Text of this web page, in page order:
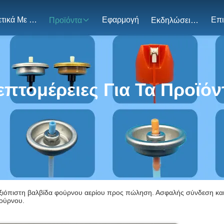
Σχετικά Με Εμάς Προϊόντα Εφαρμογή Εκδηλώσεις
Για Τα
βαλβίδα φούρνου αερίου προς πώληση. Ασφαλής σύνδεση